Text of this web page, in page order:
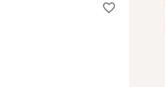
favorite_border